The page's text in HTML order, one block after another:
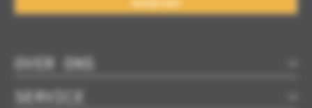
Aanmelden
OVER ONS
SERVICE